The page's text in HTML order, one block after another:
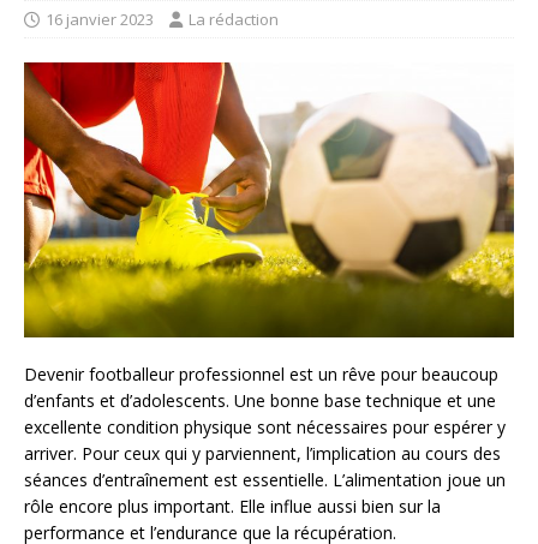
16 janvier 2023 La rédaction
Devenir footballeur professionnel est un rêve pour beaucoup
d’enfants et d’adolescents. Une bonne base technique et une
excellente condition physique sont nécessaires pour espérer y
arriver. Pour ceux qui y parviennent, l’implication au cours des
séances d’entraînement est essentielle. L’alimentation joue un
rôle encore plus important. Elle influe aussi bien sur la
performance et l’endurance que la récupération.